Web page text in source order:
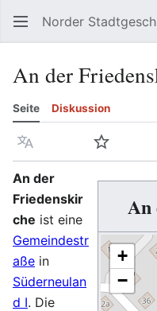
Norder
An der
Seite Diskussion
Sprache
An
+
−
An der
Friedenskir
che ist eine
Gemeindestr
aße in
Süderneulan
d I. Die